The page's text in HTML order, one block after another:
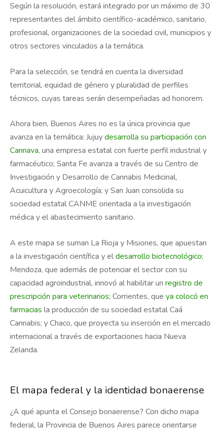
Según la resolución, estará integrado por un máximo de 30
representantes del ámbito científico-académico, sanitario,
profesional, organizaciones de la sociedad civil, municipios y
otros sectores vinculados a la temática.
Para la selección, se tendrá en cuenta la diversidad
territorial, equidad de género y pluralidad de perfiles
técnicos, cuyas tareas serán desempeñadas ad honorem.
Ahora bien, Buenos Aires no es la única provincia que
avanza en la temática: Jujuydesarrolla su participación con
Cannava, una empresa estatal con fuerte perfil industrial y
farmacéutico; Santa Fe avanza a través de su Centro de
Investigación y Desarrollo de Cannabis Medicinal,
Acuicultura y Agroecología; y San Juan consolida su
sociedad estatal CANME orientada a la investigación
médica y el abastecimiento sanitario.
A este mapa se suman La Rioja y Misiones, que apuestan
a la investigación científica y eldesarrollo biotecnológico;
Mendoza, que además de potenciar el sector con su
capacidad agroindustrial, innovó al habilitar un registro de
prescripción para veterinarios; Corrientes, que ya colocó en
farmacias la producción de su sociedad estatal Caá
Cannabis; y Chaco, que proyecta su inserción en el mercado
internacional a través de exportaciones hacia Nueva
Zelanda.
El mapa federal y la identidad bonaerense
¿A qué apunta el Consejo bonaerense? Con dicho mapa
federal, la Provincia de Buenos Aires parece orientarse